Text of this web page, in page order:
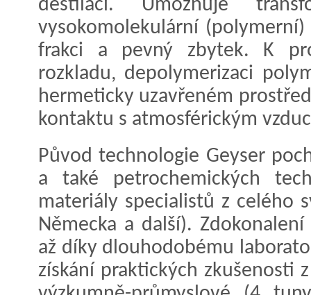
destilaci. Umožňuje
vysokomolekulární
frakci a pevný zbytek. K
rozkladu, depolymerizaci
hermeticky uzavřeném
kontaktu s atmosférickým
Původ technologie Geyser
a také petrochemických
materiály specialistů z celého
Německa a další).
až díky dlouhodobému
získání praktických zkušenosti